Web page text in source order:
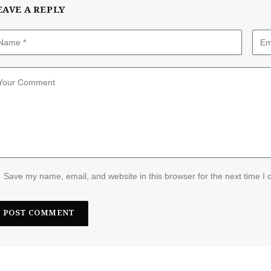
A REPLY
Save my name, email, and website in this browser for the next time I